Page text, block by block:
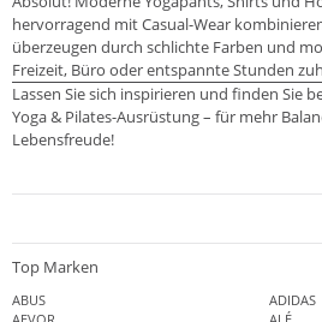
hervorragend mit Casual-Wear
überzeugen durch schlichte Farben und
Freizeit, Büro oder entspannte Stunden
Lassen Sie sich inspirieren und finden Sie
Yoga & Pilates-Ausrüstung – für mehr
Lebensfreude!
Top Marken
ABUS
ADIDAS